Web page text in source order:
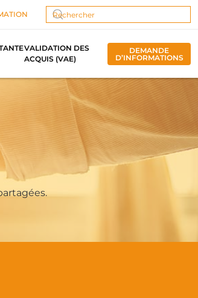
VALIDATION DES
ACQUIS (VAE)
DEMANDE
D’INFORMATIONS